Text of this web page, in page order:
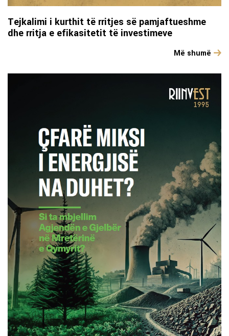
Tejkalimi i kurthit të rritjes së pamjaftueshme
dhe rritja e efikasitetit të investimeve
Më shumë